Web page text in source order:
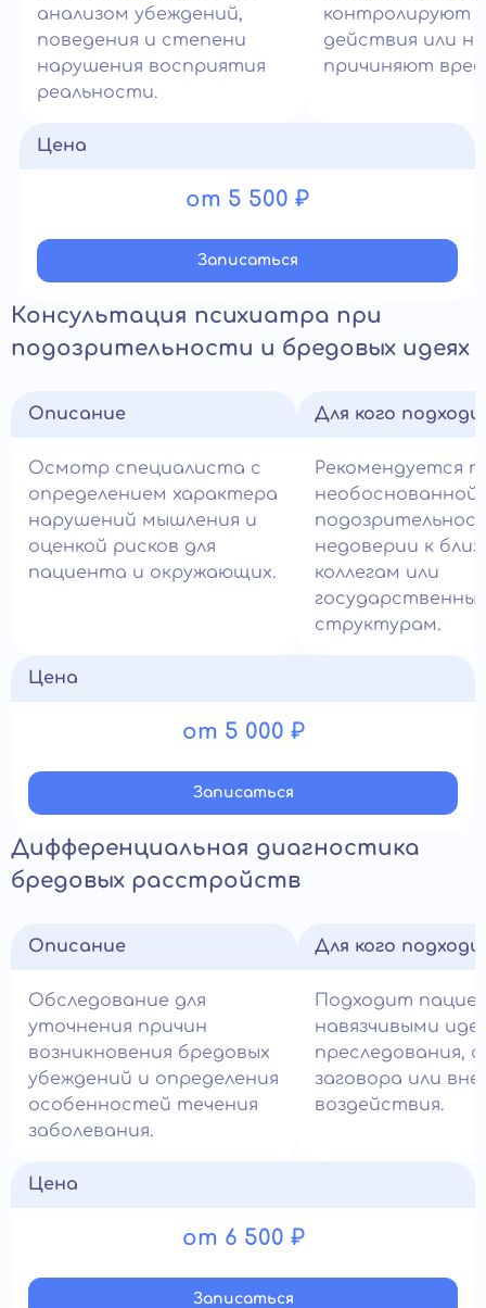
анализом убеждений,
поведения и степени
нарушения восприятия
реальности.
контролируют
действия или
причиняют
Цена
от 5 500 ₽
Записатьcя
Консультация психиатра при
подозрительности и бредовых идеях
Описание
Осмотр специалиста с
определением характера
нарушений мышления и
оценкой рисков для
пациента и окружающих.
Для кого
Рекомендуется
необоснованной
недоверии к
коллегам или
структурам.
Цена
от 5 000 ₽
Записатьcя
Дифференциальная диагностика
бредовых расстройств
Описание
Обследование для
уточнения причин
возникновения бредовых
убеждений и определения
особенностей течения
заболевания.
Для кого
Подходит
навязчивыми
преследования,
заговора или
воздействия.
Цена
от 6 500 ₽
Записатьcя